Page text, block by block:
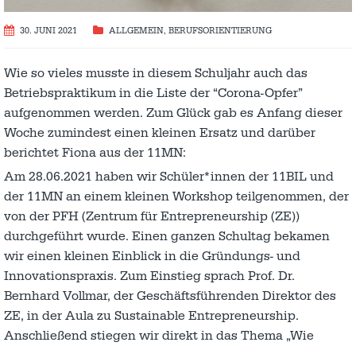
30. JUNI 2021 ALLGEMEIN, BERUFSORIENTIERUNG
Wie so vieles musste in diesem Schuljahr auch das
Betriebspraktikum in die Liste der “Corona-Opfer”
aufgenommen werden. Zum Glück gab es Anfang dieser
Woche zumindest einen kleinen Ersatz und darüber
berichtet Fiona aus der 11MN:
Am 28.06.2021 haben wir Schüler*innen der 11BIL und
der 11MN an einem kleinen Workshop teilgenommen, der
von der PFH (Zentrum für Entrepreneurship (ZE))
durchgeführt wurde. Einen ganzen Schultag bekamen
wir einen kleinen Einblick in die Gründungs- und
Innovationspraxis. Zum Einstieg sprach Prof. Dr.
Bernhard Vollmar, der Geschäftsführenden Direktor des
ZE, in der Aula zu Sustainable Entrepreneurship.
Anschließend stiegen wir direkt in das Thema „Wie